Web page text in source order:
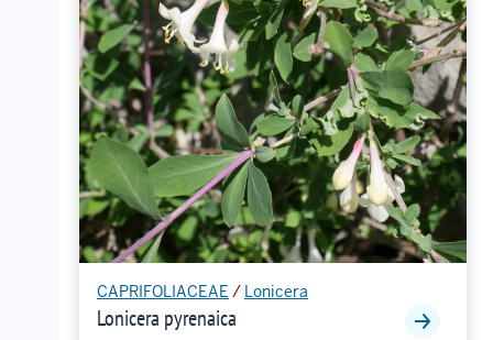
CAPRIFOLIACEAE / Lonicera
Lonicera pyrenaica